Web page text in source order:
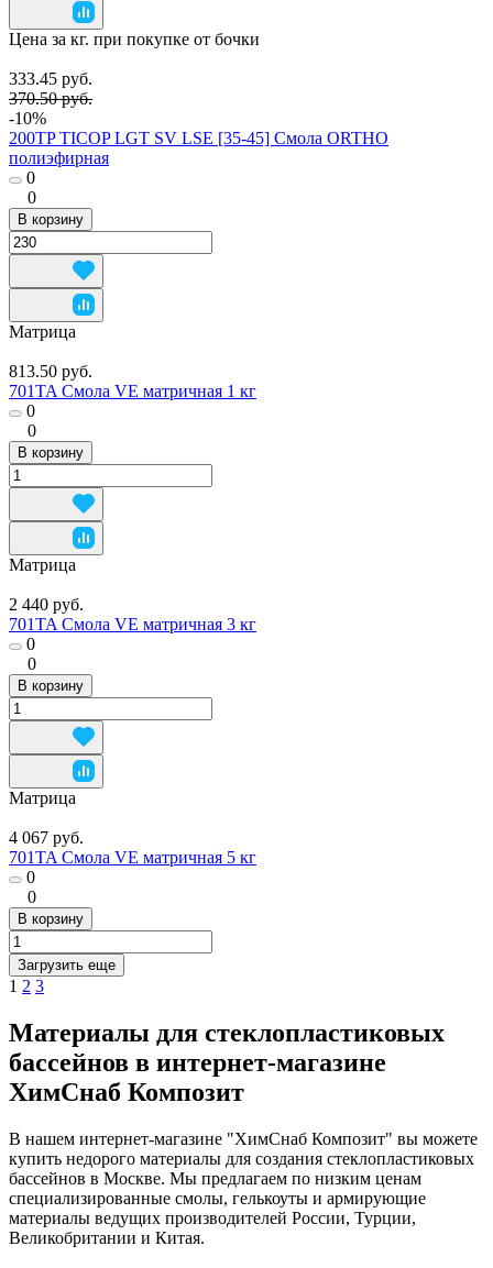
Цена за кг. при покупке от бочки
333.45 руб.
370.50 руб.
-10%
200TP TICOP LGT SV LSE [35-45] Смола ORTHO
полиэфирная
0
0
В корзину
Матрица
813.50 руб.
701TA Смола VE матричная 1 кг
0
0
В корзину
Матрица
2 440 руб.
701TA Смола VE матричная 3 кг
0
0
В корзину
Матрица
4 067 руб.
701TA Смола VE матричная 5 кг
0
0
В корзину
Загрузить еще
1 2 3
Материалы для стеклопластиковых
бассейнов в интернет-магазине
ХимСнаб Композит
В нашем интернет-магазине "ХимСнаб Композит" вы можете
купить недорого материалы для создания стеклопластиковых
бассейнов в Москве. Мы предлагаем по низким ценам
специализированные смолы, гелькоуты и армирующие
материалы ведущих производителей России, Турции,
Великобритании и Китая.